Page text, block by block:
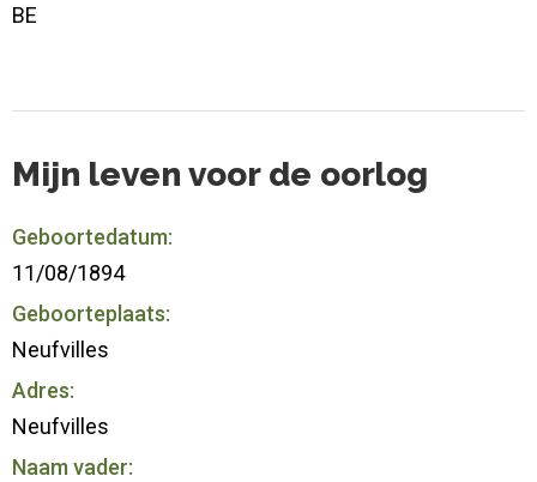
BE
Mijn leven voor de oorlog
Geboortedatum:
11/08/1894
Geboorteplaats:
Neufvilles
Adres:
Neufvilles
Naam vader: